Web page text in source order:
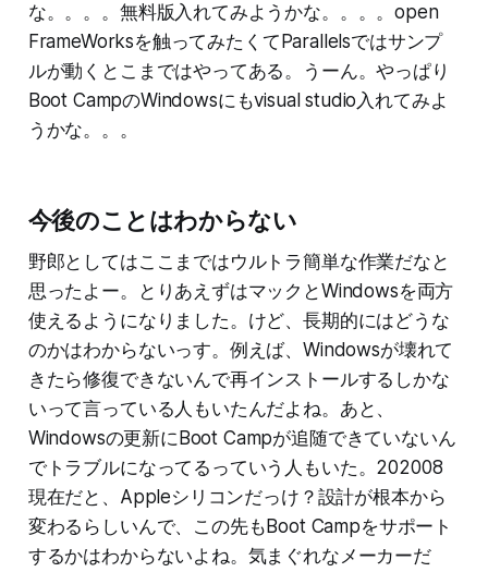
な。。。。無料版入れてみようかな。。。。open
FrameWorksを触ってみたくてParallelsではサンプ
ルが動くとこまではやってある。うーん。やっぱり
Boot CampのWindowsにもvisual studio入れてみよ
うかな。。。
今後のことはわからない
野郎としてはここまではウルトラ簡単な作業だなと
思ったよー。とりあえずはマックとWindowsを両方
使えるようになりました。けど、長期的にはどうな
のかはわからないっす。例えば、Windowsが壊れて
きたら修復できないんで再インストールするしかな
いって言っている人もいたんだよね。あと、
Windowsの更新にBoot Campが追随できていないん
でトラブルになってるっていう人もいた。202008
現在だと、Appleシリコンだっけ？設計が根本から
変わるらしいんで、この先もBoot Campをサポート
するかはわからないよね。気まぐれなメーカーだ